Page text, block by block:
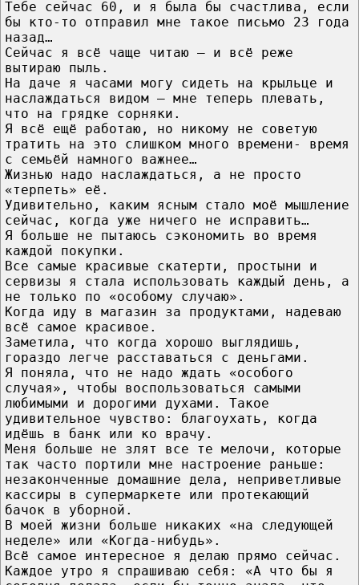
Тебе сейчас 60, и я была бы счастлива, если
бы кто-то отправил мне такое письмо 23 года
назад…
Сейчас я всё чаще читаю – и всё реже
вытираю пыль.
На даче я часами могу сидеть на крыльце и
наслаждаться видом – мне теперь плевать,
что на грядке сорняки.
Я всё ещё работаю, но никому не советую
тратить на это слишком много времени- время
с семьёй намного важнее…
Жизнью надо наслаждаться, а не просто
«терпеть» её.
Удивительно, каким ясным стало моё мышление
сейчас, когда уже ничего не исправить…
Я больше не пытаюсь сэкономить во время
каждой покупки.
Все самые красивые скатерти, простыни и
сервизы я стала использовать каждый день, а
не только по «особому случаю».
Когда иду в магазин за продуктами, надеваю
всё самое красивое.
Заметила, что когда хорошо выглядишь,
гораздо легче расставаться с деньгами.
Я поняла, что не надо ждать «особого
случая», чтобы воспользоваться самыми
любимыми и дорогими духами. Такое
удивительное чувство: благоухать, когда
идёшь в банк или ко врачу.
Меня больше не злят все те мелочи, которые
так часто портили мне настроение раньше:
незаконченные домашние дела, неприветливые
кассиры в супермаркете или протекающий
бачок в уборной.
В моей жизни больше никаких «на следующей
неделе» или «Когда-нибудь».
Всё самое интересное я делаю прямо сейчас.
Каждое утро я спрашиваю себя: «А что бы я